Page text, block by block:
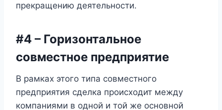
прекращению деятельности.
#4 – Горизонтальное
совместное предприятие
В рамках этого типа совместного
предприятия сделка происходит между
компаниями в одной и той же основной